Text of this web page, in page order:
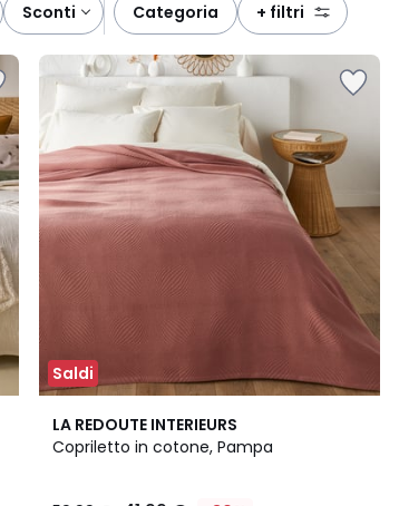
sconti categoria + filtri
Saldi
LA REDOUTE INTERIEURS
Copriletto in cotone, Pampa
4,1
/ 5
2
Colori